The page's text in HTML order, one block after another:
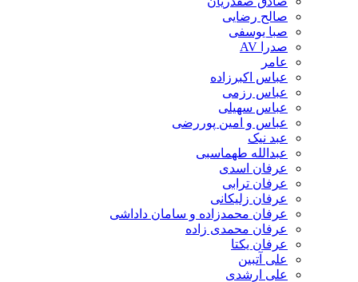
صالح رضایی
صبا یوسفی
صدرا AV
عامر
عباس اکبرزاده
عباس رزمی
عباس سهیلی
عباس و امین پوررضی
عبد نیک
عبدالله طهماسبی‎
عرفان اسدی
عرفان ترابی
عرفان زلیکانی
عرفان محمدزاده و سامان داداشی
عرفان محمدی زاده
عرفان یکتا
علی آتبین
علی ارشدی